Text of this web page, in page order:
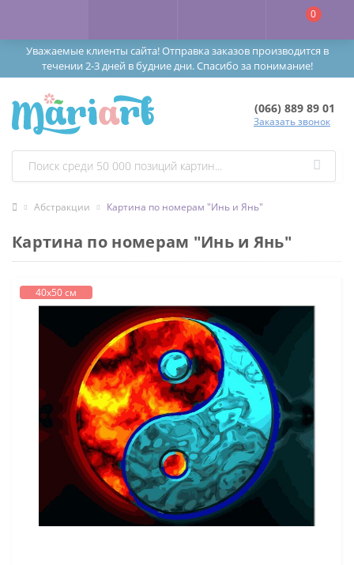
Уважаемые клиенты сайта! Отправка заказов производится в
течении 2-3 дней в будние дни. Спасибо за понимание!
0
(066) 889 89 01
Заказать звонок
Абстракции Картина по номерам "Инь и Янь"
Картина по номерам "Инь и Янь"
40х50 см